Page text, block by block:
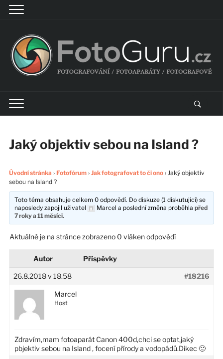
Jaký objektiv sebou na Island ?
Úvodní stránka › Fotofórum › Jak fotografovat to či ono › Jaký objektiv
sebou na Island ?
Toto téma obsahuje celkem 0 odpovědí. Do diskuze (1 diskutující) se
naposledy zapojil uživatel
Marcel a poslední změna proběhlapřed
7 roky a 11 měsíci.
Aktuálně je na stránce zobrazeno 0 vláken odpovědí
Autor Příspěvky
26.8.2018 v 18.58 #18216
Marcel
Host
Zdravím,mam fotoaparát Canon 400d,chci se optat,jaký
pbjektiv sebou na Island , focení přírody a vodopádů.Dikec 🙂